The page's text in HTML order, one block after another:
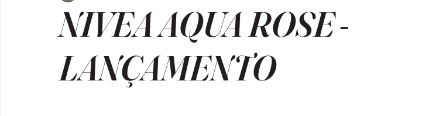
NIVEA AQUA ROSE -
LANÇAMENTO